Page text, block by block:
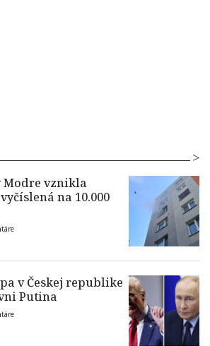
Modre vznikla
na 10.000
v Českej republike
Putina